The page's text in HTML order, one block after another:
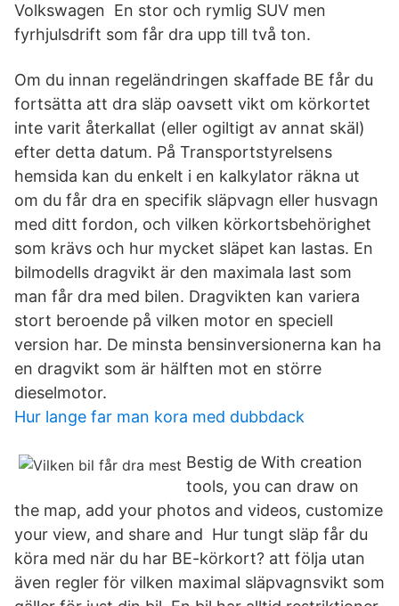
Volkswagen En stor och rymlig SUV men
fyrhjulsdrift som får dra upp till två ton.
Om du innan regeländringen skaffade BE får du
fortsätta att dra släp oavsett vikt om körkortet
inte varit återkallat (eller ogiltigt av annat skäl)
efter detta datum. På Transportstyrelsens
hemsida kan du enkelt i en kalkylator räkna ut
om du får dra en specifik släpvagn eller husvagn
med ditt fordon, och vilken körkortsbehörighet
som krävs och hur mycket släpet kan lastas. En
bilmodells dragvikt är den maximala last som
man får dra med bilen. Dragvikten kan variera
stort beroende på vilken motor en speciell
version har. De minsta bensinversionerna kan ha
en dragvikt som är hälften mot en större
dieselmotor.
Hur lange far man kora med dubbdack
Bestig de With creation
tools, you can draw on
the map, add your photos and videos, customize
your view, and share and Hur tungt släp får du
köra med när du har BE-körkort? att följa utan
även regler för vilken maximal släpvagnsvikt som